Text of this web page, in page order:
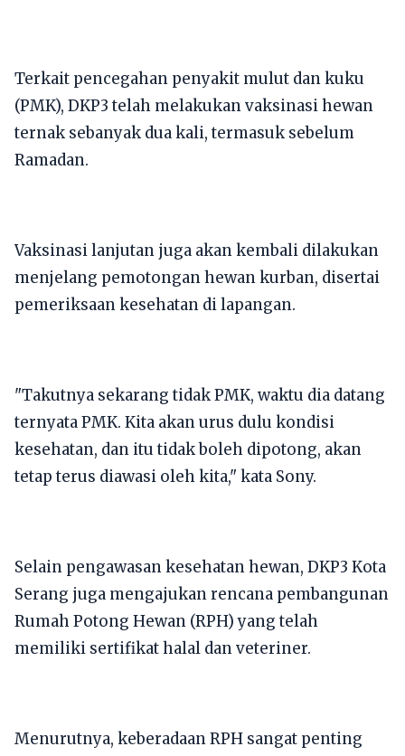
Terkait pencegahan penyakit mulut dan kuku
(PMK), DKP3 telah melakukan vaksinasi hewan
ternak sebanyak dua kali, termasuk sebelum
Ramadan.
Vaksinasi lanjutan juga akan kembali dilakukan
menjelang pemotongan hewan kurban, disertai
pemeriksaan kesehatan di lapangan.
"Takutnya sekarang tidak PMK, waktu dia datang
ternyata PMK. Kita akan urus dulu kondisi
kesehatan, dan itu tidak boleh dipotong, akan
tetap terus diawasi oleh kita," kata Sony.
Selain pengawasan kesehatan hewan, DKP3 Kota
Serang juga mengajukan rencana pembangunan
Rumah Potong Hewan (RPH) yang telah
memiliki sertifikat halal dan veteriner.
Menurutnya, keberadaan RPH sangat penting